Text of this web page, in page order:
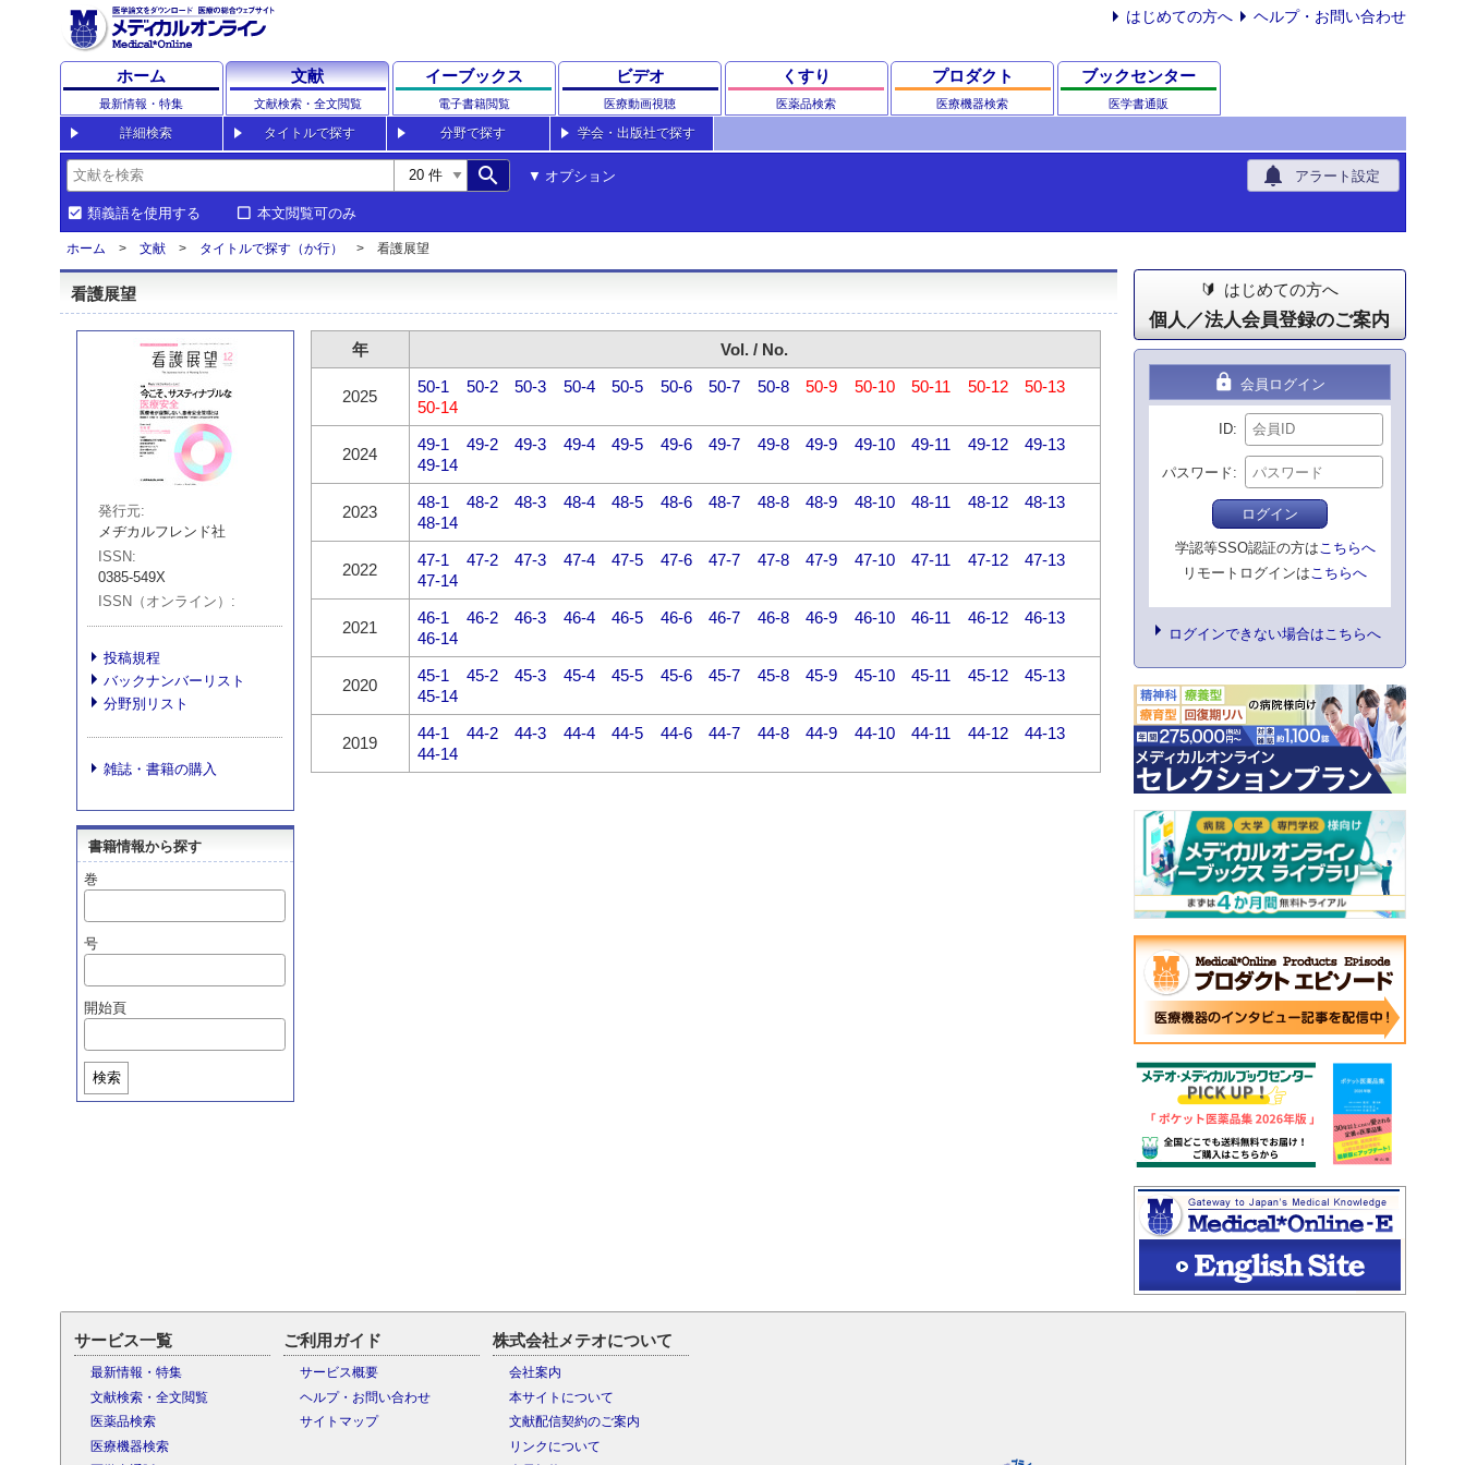
はじめての方へ ヘルプ・お問い合わせ
ホーム
最新情報・特集
文献
文献検索・全文閲覧
イーブックス
電子書籍閲覧
ビデオ
医療動画視聴
くすり
医薬品検索
プロダクト
医療機器検索
ブックセンター
医学書通販
詳細検索 タイトルで探す 分野で探す 学会・出版社で探す
search オプション notifications アラート設定
類義語を使用する 本文閲覧可のみ
ホーム 文献 タイトルで探す（か行） 看護展望
看護展望
発行元
メヂカルフレンド社
ISSN
0385-549X
ISSN（オンライン）
投稿規程
バックナンバーリスト
分野別リスト
雑誌・書籍の購入
書籍情報から探す
巻
号
開始頁
検索
年 Vol. / No.
2025
50-1 50-2 50-3 50-4 50-5 50-6 50-7 50-8 50-9 50-10 50-11 50-12
50-13
50-14
2024
49-1 49-2 49-3 49-4 49-5 49-6 49-7 49-8 49-9 49-10 49-11 49-12
49-13
49-14
2023
48-1 48-2 48-3 48-4 48-5 48-6 48-7 48-8 48-9 48-10 48-11 48-12
48-13
48-14
2022
47-1 47-2 47-3 47-4 47-5 47-6 47-7 47-8 47-9 47-10 47-11 47-12
47-13
47-14
2021
46-1 46-2 46-3 46-4 46-5 46-6 46-7 46-8 46-9 46-10 46-11 46-12
46-13
46-14
2020
45-1 45-2 45-3 45-4 45-5 45-6 45-7 45-8 45-9 45-10 45-11 45-12
45-13
45-14
2019
44-1 44-2 44-3 44-4 44-5 44-6 44-7 44-8 44-9 44-10 44-11 44-12
44-13
44-14
はじめての方へ
個人／法人会員登録のご案内
lock 会員ログイン
ID
パスワード
ログイン
学認等SSO認証の方はこちらへ
リモートログインはこちらへ
ログインできない場合はこちらへ
サービス一覧
最新情報・特集
文献検索・全文閲覧
医薬品検索
医療機器検索
ご利用ガイド
サービス概要
ヘルプ・お問い合わせ
サイトマップ
株式会社メテオについて
会社案内
本サイトについて
文献配信契約のご案内
リンクについて